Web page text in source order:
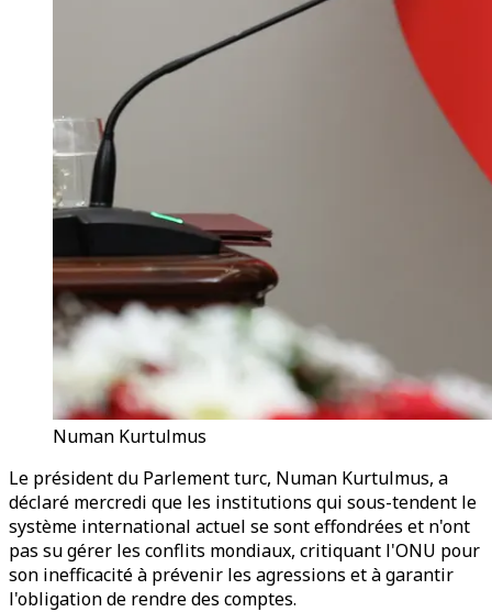
Numan Kurtulmus
Le président du Parlement turc, Numan Kurtulmus, a
déclaré mercredi que les institutions qui sous-tendent le
système international actuel se sont effondrées et n'ont
pas su gérer les conflits mondiaux, critiquant l'ONU pour
son inefficacité à prévenir les agressions et à garantir
l'obligation de rendre des comptes.